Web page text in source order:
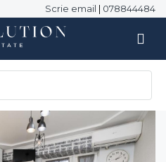
Scrie email | 078844484